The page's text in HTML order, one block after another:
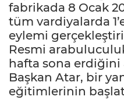
fabrikada 8 Ocak
tüm vardiyalarda
eylemi
Resmi
hafta sona erdiğini
Başkan Atar, bir
eğitimlerinin